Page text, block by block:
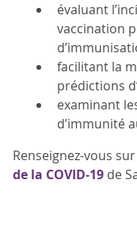
évaluant
vaccination
facilitant la
prédictions
examinant
d’immunité
Renseignez-vous sur
de la COVID‑19 de